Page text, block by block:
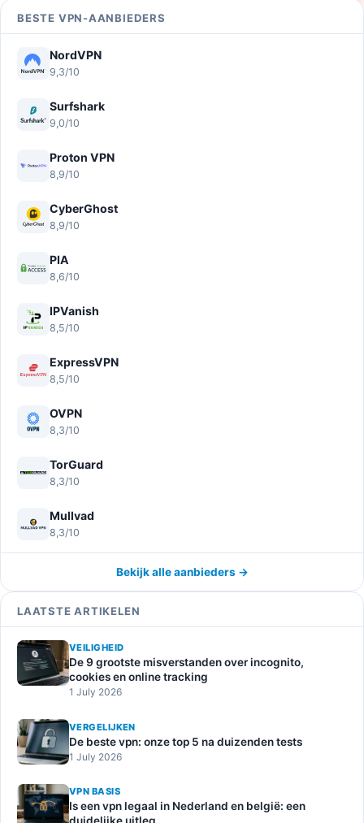
BESTE VPN-AANBIEDERS
NordVPN
9,3/10
Surfshark
9,0/10
Proton VPN
8,9/10
CyberGhost
8,9/10
PIA
8,6/10
IPVanish
8,5/10
ExpressVPN
8,5/10
OVPN
8,3/10
TorGuard
8,3/10
Mullvad
8,3/10
Bekijk alle aanbieders →
LAATSTE ARTIKELEN
VEILIGHEID
De 9 grootste misverstanden over incognito,
cookies en online tracking
1 July 2026
VERGELIJKEN
De beste vpn: onze top 5 na duizenden tests
1 July 2026
VPN BASIS
Is een vpn legaal in Nederland en belgië: een